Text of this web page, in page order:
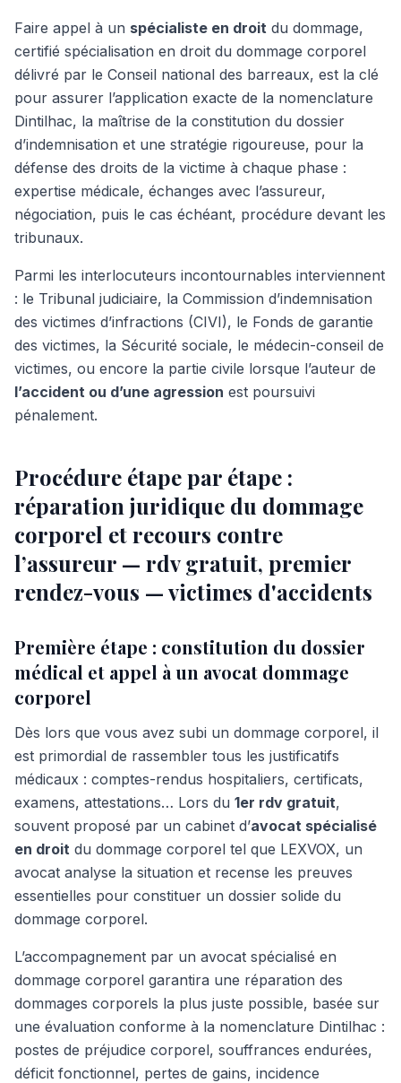
Faire appel à un spécialiste en droit du dommage,
certifié spécialisation en droit du dommage corporel
délivré par le Conseil national des barreaux, est la clé
pour assurer l’application exacte de la nomenclature
Dintilhac, la maîtrise de la constitution du dossier
d’indemnisation et une stratégie rigoureuse, pour la
défense des droits de la victime à chaque phase :
expertise médicale, échanges avec l’assureur,
négociation, puis le cas échéant, procédure devant les
tribunaux.
Parmi les interlocuteurs incontournables interviennent
: le Tribunal judiciaire, la Commission d’indemnisation
des victimes d’infractions (CIVI), le Fonds de garantie
des victimes, la Sécurité sociale, le médecin-conseil de
victimes, ou encore la partie civile lorsque l’auteur de
l’accident ou d’une agression est poursuivi
pénalement.
Procédure étape par étape :
réparation juridique du dommage
corporel et recours contre
l’assureur — rdv gratuit, premier
rendez-vous — victimes d'accidents
Première étape : constitution du dossier
médical et appel à un avocat dommage
corporel
Dès lors que vous avez subi un dommage corporel, il
est primordial de rassembler tous les justificatifs
médicaux : comptes-rendus hospitaliers, certificats,
examens, attestations… Lors du 1er rdv gratuit,
souvent proposé par un cabinet d’avocat spécialisé
en droit du dommage corporel tel que LEXVOX, un
avocat analyse la situation et recense les preuves
essentielles pour constituer un dossier solide du
dommage corporel.
L’accompagnement par un avocat spécialisé en
dommage corporel garantira une réparation des
dommages corporels la plus juste possible, basée sur
une évaluation conforme à la nomenclature Dintilhac :
postes de préjudice corporel, souffrances endurées,
déficit fonctionnel, pertes de gains, incidence